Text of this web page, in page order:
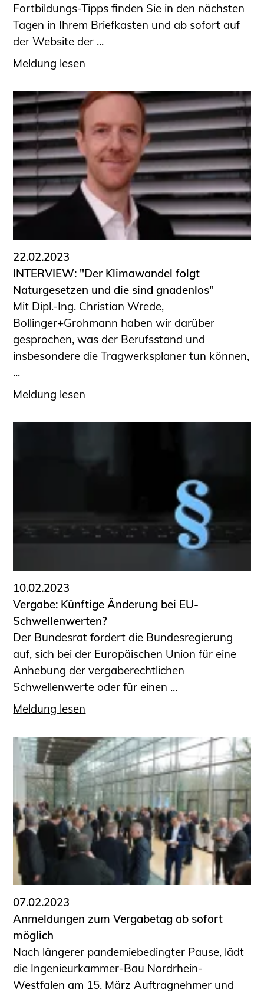
Fortbildungs-Tipps finden Sie in den nächsten
Tagen in Ihrem Briefkasten und ab sofort auf
der Website der ...
Meldung lesen
22.02.2023
INTERVIEW: "Der Klimawandel folgt
Naturgesetzen und die sind gnadenlos"
Mit Dipl.-Ing. Christian Wrede,
Bollinger+Grohmann haben wir darüber
gesprochen, was der Berufsstand und
insbesondere die Tragwerksplaner tun können,
...
Meldung lesen
10.02.2023
Vergabe: Künftige Änderung bei EU-
Schwellenwerten?
Der Bundesrat fordert die Bundesregierung
auf, sich bei der Europäischen Union für eine
Anhebung der vergaberechtlichen
Schwellenwerte oder für einen ...
Meldung lesen
07.02.2023
Anmeldungen zum Vergabetag ab sofort
möglich
Nach längerer pandemiebedingter Pause, lädt
die Ingenieurkammer-Bau Nordrhein-
Westfalen am 15. März Auftragnehmer und